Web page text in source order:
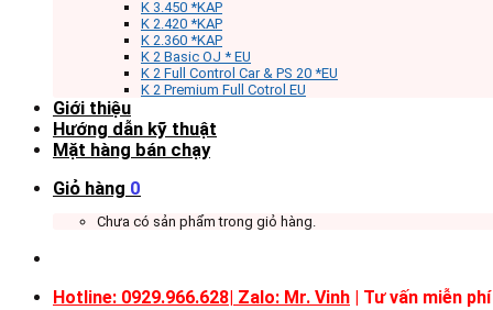
K 3.450 *KAP
K 2.420 *KAP
K 2.360 *KAP
K 2 Basic OJ * EU
K 2 Full Control Car & PS 20 *EU
K 2 Premium Full Cotrol EU
Giới thiệu
Hướng dẫn kỹ thuật
Mặt hàng bán chạy
Giỏ hàng 0
Chưa có sản phẩm trong giỏ hàng.
Hotline: 0929.966.628| Zalo: Mr. Vinh | Tư vấn miễn